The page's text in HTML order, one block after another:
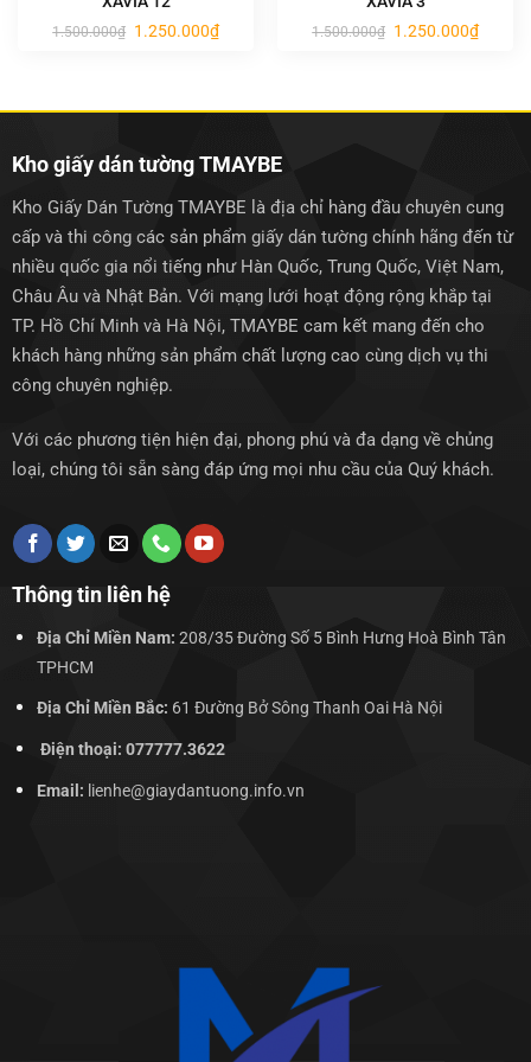
1.500.000₫ Giá
1.250.000₫Giá
hiện
1.500.000₫ Giá
1.250.000₫Giá
hiện
Kho giấy dán tường TMAYBE
Kho Giấy Dán Tường TMAYBE là địa chỉ hàng đầu chuyên cung
cấp và thi công các sản phẩm giấy dán tường chính hãng đến từ
nhiều quốc gia nổi tiếng như Hàn Quốc, Trung Quốc, Việt Nam,
Châu Âu và Nhật Bản. Với mạng lưới hoạt động rộng khắp tại
TP. Hồ Chí Minh và Hà Nội, TMAYBE cam kết mang đến cho
khách hàng những sản phẩm chất lượng cao cùng dịch vụ thi
công chuyên nghiệp.
Với các phương tiện hiện đại, phong phú và đa dạng về chủng
loại, chúng tôi sẵn sàng đáp ứng mọi nhu cầu của Quý khách.
Thông tin liên hệ
Địa Chỉ Miền Nam: 208/35 Đường Số 5 Bình Hưng Hoà Bình Tân
TPHCM
Địa Chỉ Miền Bắc: 61 Đường Bở Sông Thanh Oai Hà Nội
Điện thoại: 077777.3622
Email: lienhe@giaydantuong.info.vn